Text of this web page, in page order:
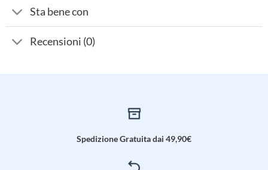
Sta bene con
Recensioni (0)
Spedizione Gratuita dai 49,90€